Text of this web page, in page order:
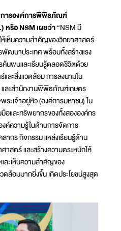
การองค์การพิพิธภัณฑ์
รือ NSM เผยว่า“NSM มี
ห้เห็นความสำคัญของวิทยาศาสตร์
พัฒนาประเทศ พร้อมทั้งสร้างแรง
นพบและเรียนรู้ตลอดชีวิตด้วย
ละสิ่งแวดล้อม การลงนามใน
และสำนักงานพิพิธภัณฑ์เกษตร
ระเจ้าอยู่หัว (องค์การมหาชน) ใน
อและทรัพยากรของทั้งสององค์กร
ค์ความรู้ในด้านการจัดการ
ร กิจกรรม แหล่งเรียนรู้ด้าน
สตร์ และสร้างความตระหนักให้
ละเห็นความสำคัญของ
ล้อมมากยิ่งขึ้น เกิดประโยชน์สูงสุด